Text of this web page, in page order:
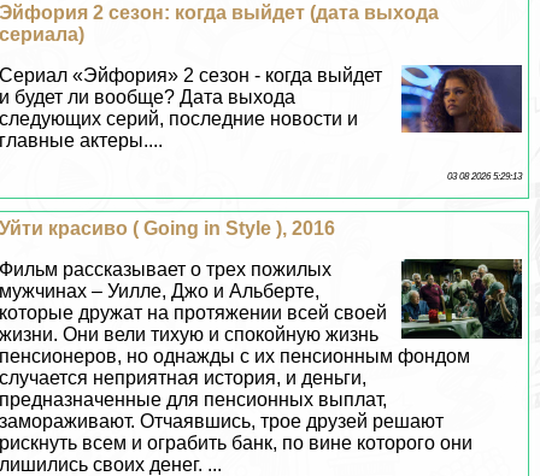
Эйфория 2 сезон: когда выйдет (дата выхода
сериала)
Сериал «Эйфория» 2 сезон - когда выйдет
и будет ли вообще? Дата выхода
следующих серий, последние новости и
главные актеры....
03 08 2026 5:29:13
Уйти красиво ( Going in Style ), 2016
Фильм рассказывает о трех пожилых
мужчинах – Уилле, Джо и Альберте,
которые дружат на протяжении всей своей
жизни. Они вели тихую и спокойную жизнь
пенсионеров, но однажды с их пенсионным фондом
случается неприятная история, и деньги,
предназначенные для пенсионных выплат,
замораживают. Отчаявшись, трое друзей решают
рискнуть всем и ограбить банк, по вине которого они
лишились своих денег. ...